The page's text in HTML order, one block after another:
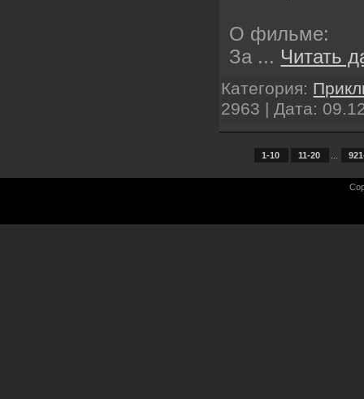
О фильме:
За ... Читать
Категория:
2963 | Дата:
1-10 11-20